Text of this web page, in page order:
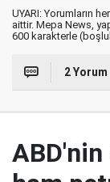
UYARI: Yorumların
aittir. Mepa News,
600 karakterle
2 Yorum